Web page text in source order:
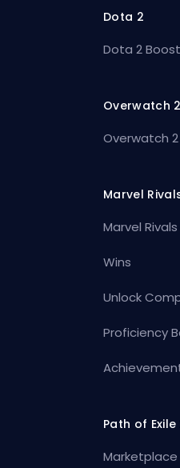
Dota 2
Dota 2
Overwatch 2
Overwatch
Marvel
Marvel
Wins
Unlock
Proficiency
Path of Exile
Marketplace